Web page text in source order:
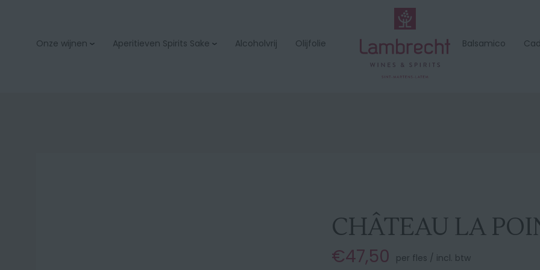
Onze wijnen Aperitieven Spirits Sake Alcoholvrij Olijfolie Balsamico
CHÂTEAU LA
€47,50 per fles / incl. btw